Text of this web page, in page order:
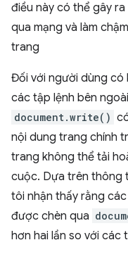
điều này có thể gây
qua mạng và làm
trang
Đối với người dùng có
các tập lệnh bên
document.write()
nội dung trang chính
trang không thể tải
cuộc. Dựa trên thông
tôi nhận thấy rằng
được chèn qua
hơn hai lần so với các